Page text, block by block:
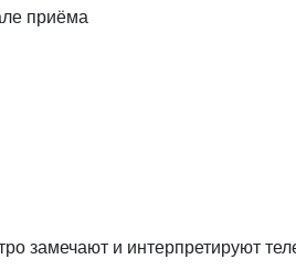
приёма
замечают и интерпретируют